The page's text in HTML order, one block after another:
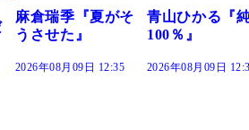
青山ひかる『純度
100％』
2026年08月09日 12:30